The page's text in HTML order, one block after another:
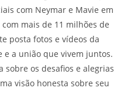
com Neymar e Mavie em
mais de 11 milhões de
posta fotos e vídeos da
a união que vivem juntos.
sobre os desafios e alegrias
visão honesta sobre seu